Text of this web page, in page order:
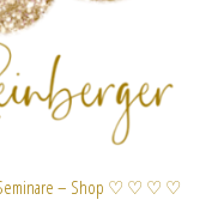
– Shop ♡ ♡ ♡ ♡